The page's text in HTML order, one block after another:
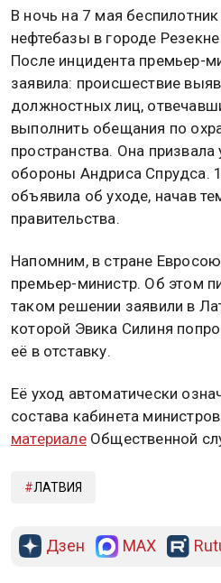
В ночь на 7 мая
нефтебазы в городе
После инцидента премьер-
заявила: происшествие
должностных лиц,
выполнить обещания по
пространства. Она призвала
обороны Андриса Спрудса.
объявила об уходе, начав
правительства.
Напомним, в стране
премьер-министр. Об этом
таком решении заявили в
которой Эвика Силиня
её в отставку.
Её уход автоматически
состава кабинета
материалеОбщественной
ЛАТВИЯ
Дзен MAX